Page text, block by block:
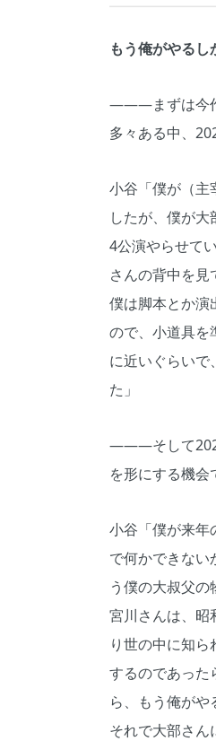
もう俺がやるし
―――まずは今作
多々ある中、
小谷「僕が（主
したが、僕が大
4公演やらせて
さんの背中を見
僕は脚本とか演
ので、小道具を
に近いぐらいで
た」
―――そして
を形にする機会
小谷「僕が来年
で何かできない
う僕の大叔父の
宮川さんは、昭
り世の中に知
するのであった
ら、もう俺がや
それで大部さん